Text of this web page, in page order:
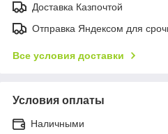
Доставка Казпочтой
Отправка Яндексом для
Все условия доставки
Условия оплаты
Наличными